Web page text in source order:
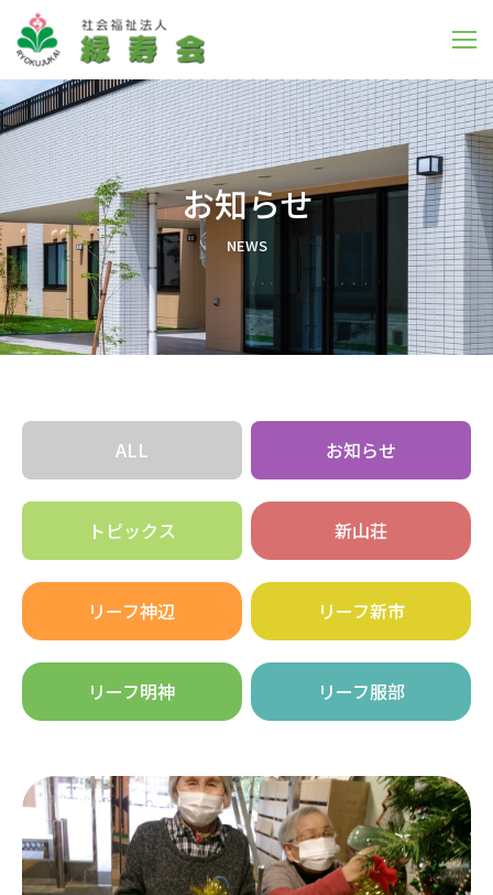
お知らせ
NEWS
ALL お知らせ
トピックス 新山荘
リーフ神辺 リーフ新市
リーフ明神 リーフ服部